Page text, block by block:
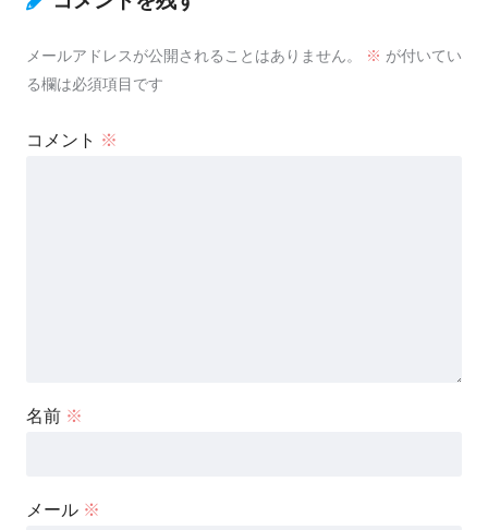
メールアドレスが公開されることはありません。 ※ が付いてい
る欄は必須項目です
コメント ※
名前 ※
メール ※